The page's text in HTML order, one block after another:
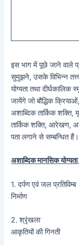
इस भाग में पूछे जाने वाले
सुमुझने, उसके विभिन्न
योग्यता तथा
जायेंगे जो बौद्धिक
अशाब्दिक तार्किक शक्ति,
तार्किक शक्ति, आरेखण,
पता लगाने से सम्बन्धित
अशाब्दिक मानसिक योग्यता
1. दर्पण
निर्माण
2.
आकृतियों की गिनती